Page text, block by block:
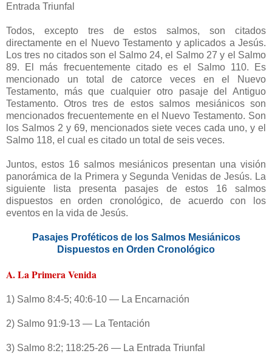
Entrada Triunfal
Todos, excepto tres de estos salmos, son citados
directamente en el Nuevo Testamento y aplicados a Jesús.
Los tres no citados son el Salmo 24, el Salmo 27 y el Salmo
89. El más frecuentemente citado es el Salmo 110. Es
mencionado un total de catorce veces en el Nuevo
Testamento, más que cualquier otro pasaje del Antiguo
Testamento. Otros tres de estos salmos mesiánicos son
mencionados frecuentemente en el Nuevo Testamento. Son
los Salmos 2 y 69, mencionados siete veces cada uno, y el
Salmo 118, el cual es citado un total de seis veces.
Juntos, estos 16 salmos mesiánicos presentan una visión
panorámica de la Primera y Segunda Venidas de Jesús. La
siguiente lista presenta pasajes de estos 16 salmos
dispuestos en orden cronológico, de acuerdo con los
eventos en la vida de Jesús.
Pasajes Proféticos de los Salmos Mesiánicos
Dispuestos en Orden Cronológico
A. La Primera Venida
1) Salmo 8:4-5; 40:6-10 — La Encarnación
2) Salmo 91:9-13 — La Tentación
3) Salmo 8:2; 118:25-26 — La Entrada Triunfal